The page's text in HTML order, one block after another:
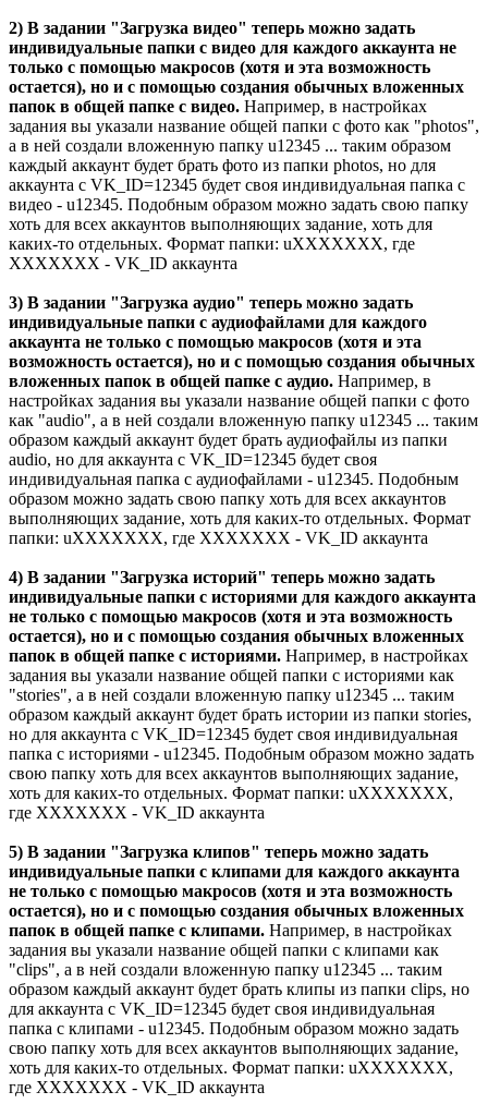
2) В задании "Загрузка видео" теперь можно задать
индивидуальные папки с видео для каждого аккаунта не
только с помощью макросов (хотя и эта возможность
остается), но и с помощью создания обычных вложенных
папок в общей папке с видео. Например, в настройках
задания вы указали название общей папки с фото как "photos",
а в ней создали вложенную папку u12345 ... таким образом
каждый аккаунт будет брать фото из папки photos, но для
аккаунта с VK_ID=12345 будет своя индивидуальная папка с
видео - u12345. Подобным образом можно задать свою папку
хоть для всех аккаунтов выполняющих задание, хоть для
каких-то отдельных. Формат папки: uXXXXXXX, где
XXXXXXX - VK_ID аккаунта
3) В задании "Загрузка аудио" теперь можно задать
индивидуальные папки с аудиофайлами для каждого
аккаунта не только с помощью макросов (хотя и эта
возможность остается), но и с помощью создания обычных
вложенных папок в общей папке с аудио. Например, в
настройках задания вы указали название общей папки с фото
как "audio", а в ней создали вложенную папку u12345 ... таким
образом каждый аккаунт будет брать аудиофайлы из папки
audio, но для аккаунта с VK_ID=12345 будет своя
индивидуальная папка с аудиофайлами - u12345. Подобным
образом можно задать свою папку хоть для всех аккаунтов
выполняющих задание, хоть для каких-то отдельных. Формат
папки: uXXXXXXX, где XXXXXXX - VK_ID аккаунта
4) В задании "Загрузка историй" теперь можно задать
индивидуальные папки с историями для каждого аккаунта
не только с помощью макросов (хотя и эта возможность
остается), но и с помощью создания обычных вложенных
папок в общей папке с историями. Например, в настройках
задания вы указали название общей папки с историями как
"stories", а в ней создали вложенную папку u12345 ... таким
образом каждый аккаунт будет брать истории из папки stories,
но для аккаунта с VK_ID=12345 будет своя индивидуальная
папка с историями - u12345. Подобным образом можно задать
свою папку хоть для всех аккаунтов выполняющих задание,
хоть для каких-то отдельных. Формат папки: uXXXXXXX,
где XXXXXXX - VK_ID аккаунта
5) В задании "Загрузка клипов" теперь можно задать
индивидуальные папки с клипами для каждого аккаунта
не только с помощью макросов (хотя и эта возможность
остается), но и с помощью создания обычных вложенных
папок в общей папке с клипами. Например, в настройках
задания вы указали название общей папки с клипами как
"clips", а в ней создали вложенную папку u12345 ... таким
образом каждый аккаунт будет брать клипы из папки clips, но
для аккаунта с VK_ID=12345 будет своя индивидуальная
папка с клипами - u12345. Подобным образом можно задать
свою папку хоть для всех аккаунтов выполняющих задание,
хоть для каких-то отдельных. Формат папки: uXXXXXXX,
где XXXXXXX - VK_ID аккаунта